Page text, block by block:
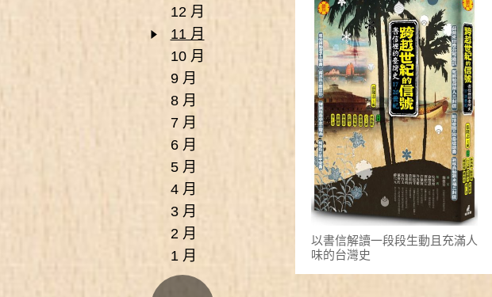
12 月
11 月
10 月
9 月
8 月
7 月
6 月
5 月
4 月
3 月
2 月
1 月
以書信解讀一段段生動且充滿人
味的台灣史